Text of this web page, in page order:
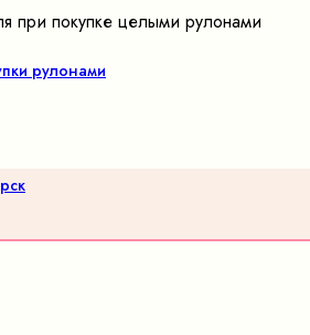
при покупке целыми рулонами
рулонами